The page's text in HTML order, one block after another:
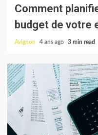
Comment
budget de votre
Avignon 4 ans ago 3 min read